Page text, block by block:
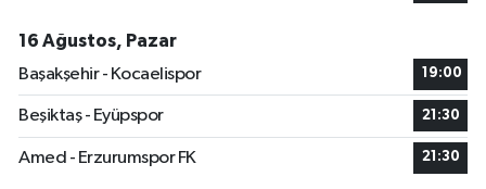
16 Ağustos, Pazar
Başakşehir - Kocaelispor
19:00
Beşiktaş - Eyüpspor 21:30
Amed - Erzurumspor FK 21:30